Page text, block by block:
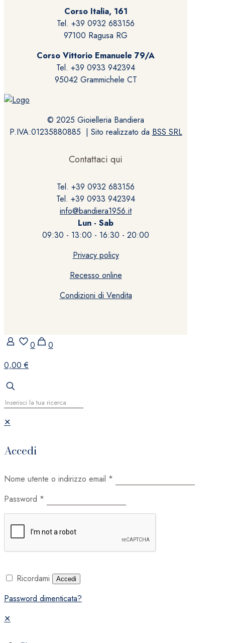
scelte
nella
pagina
prodotto
Corso Italia, 161
Tel. +39 0932 683156
97100 Ragusa RG
Corso Vittorio Emanuele 79/A
Tel. +39 0933 942394
95042 Grammichele CT
© 2025 Gioielleria Bandiera
P.IVA:01235880885 | Sito realizzato da BSS SRL
Contattaci qui
Tel. +39 0932 683156
Tel. +39 0933 942394
info@bandiera1956.it
Lun - Sab
09:30 - 13:00 - 16:30 - 20:00
Privacy policy
Recesso online
Condizioni di Vendita
0
0
0,00 €
✕
Accedi
Nome utente o indirizzo email *
Password *
Ricordami Accedi
Password dimenticata?
✕